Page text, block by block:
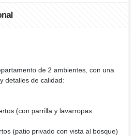
de 2 ambientes, con una
detalles de calidad:
(con parrilla y lavarropas
(patio privado con vista al bosque)